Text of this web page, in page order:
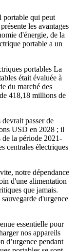
portable qui peut
les avantages
d'énergie, de la
portable a un
portables La
était évaluée à
du marché des
418,18 millions de
passer de
USD en 2028 ; il
la période 2021-
centrales électriques
notre dépendance
d'une alimentation
que jamais.
d'urgence
essentielle pour
nos appareils
d’urgence pendant